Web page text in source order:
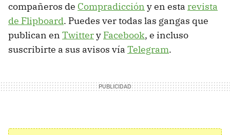
compañeros de Compradicción y en esta revista
de Flipboard. Puedes ver todas las gangas que
publican en Twittery Facebook, e incluso
suscribirte a sus avisos vía Telegram.